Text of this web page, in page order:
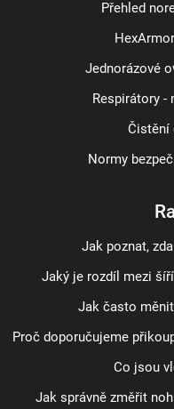
Přehled
Jednorázové
Respirátory
Čistění
Normy
Jak poznat,
Jaký je rozdíl mezi
Jak často
Proč doporučujeme
Co jsou
Jak správně změřit